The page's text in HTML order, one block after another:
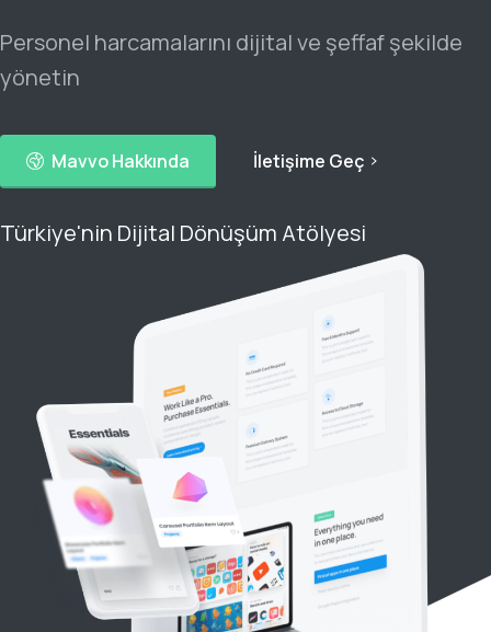
Personel harcamalarını dijital ve şeffaf şekilde
yönetin
Mavvo Hakkında İletişime Geç
Türkiye'nin Dijital Dönüşüm Atölyesi